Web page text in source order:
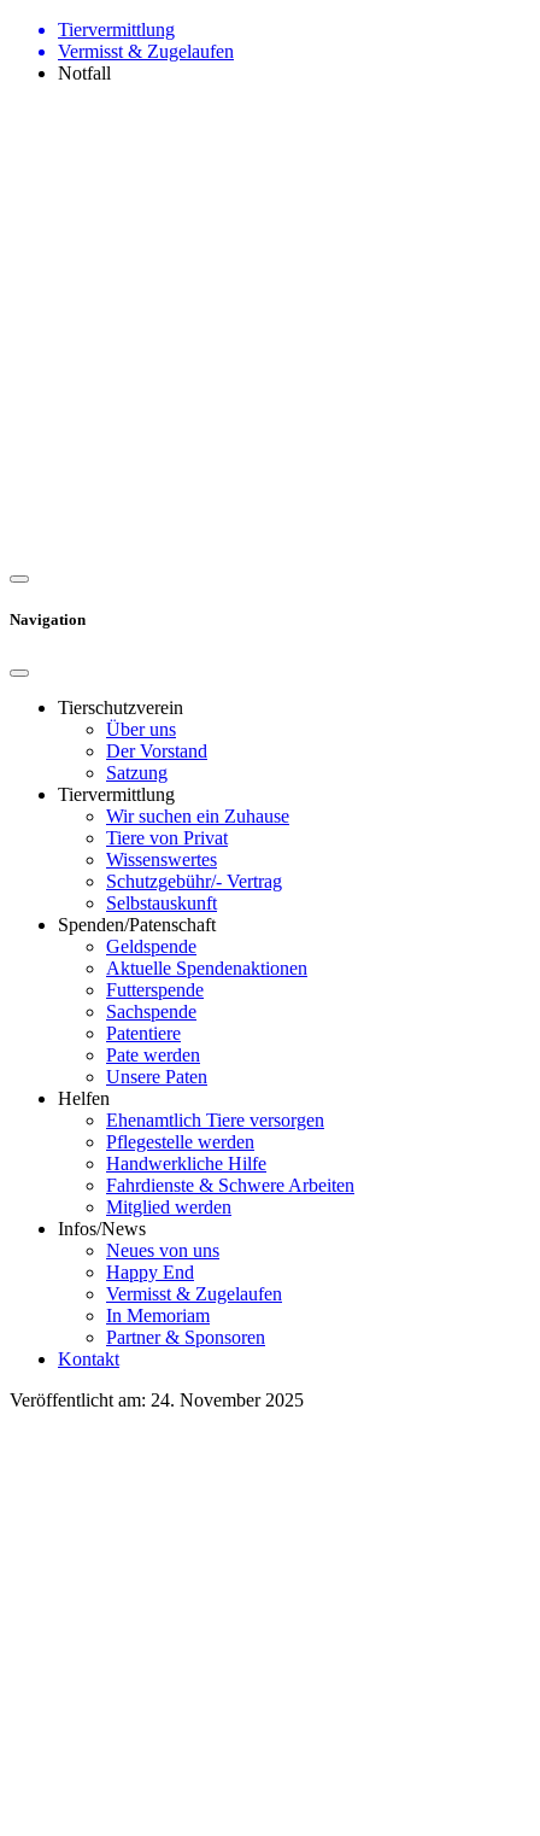
Tiervermittlung
Vermisst & Zugelaufen
Notfall
Navigation
Tierschutzverein
Über uns
Der Vorstand
Satzung
Tiervermittlung
Wir suchen ein Zuhause
Tiere von Privat
Wissenswertes
Schutzgebühr/- Vertrag
Selbstauskunft
Spenden/Patenschaft
Geldspende
Aktuelle Spendenaktionen
Futterspende
Sachspende
Patentiere
Pate werden
Unsere Paten
Helfen
Ehenamtlich Tiere versorgen
Pflegestelle werden
Handwerkliche Hilfe
Fahrdienste & Schwere Arbeiten
Mitglied werden
Infos/News
Neues von uns
Happy End
Vermisst & Zugelaufen
In Memoriam
Partner & Sponsoren
Kontakt
Veröffentlicht am: 24. November 2025